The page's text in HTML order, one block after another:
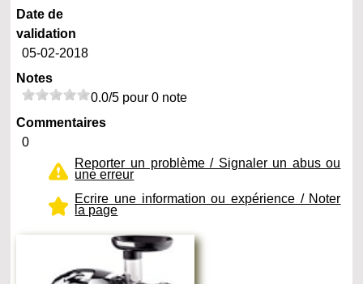
Date de
validation
05-02-2018
Notes
0.0/5 pour 0 note
Commentaires
0
Reporter un problème / Signaler un abus ou
une erreur
Ecrire une information ou expérience / Noter
la page